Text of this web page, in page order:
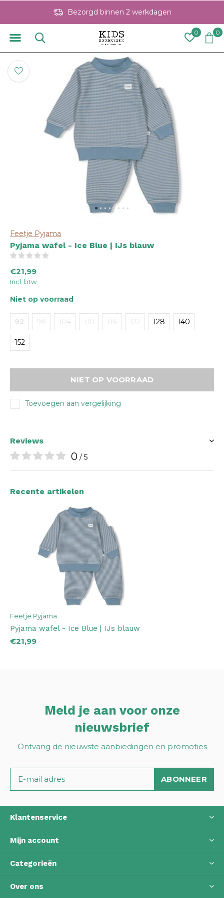
0 0
Bezorgd binnen 2 werkdagen
Feetje Pyjama
Pyjama wafel - Ice Blue | IJs blauw
€21,99
Incl. btw
Niet op voorraad
92 98 104 110 116 122 128 140
152
NIET OP VOORRAAD
Toevoegen aan vergelijking
Reviews
0 / 5
Recente artikelen
Feetje Pyjama
Pyjama wafel - Ice Blue | IJs blauw
€21,99
Meld je aan voor onze
nieuwsbrief
Ontvang de nieuwste aanbiedingen en promoties
ABONNEER
Klantenservice
Mijn account
Categorieën
Over ons